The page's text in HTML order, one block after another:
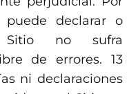
declarar o
no sufra
de errores. 13
ni declaraciones